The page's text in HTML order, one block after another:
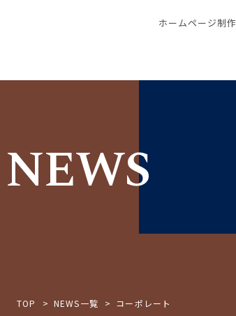
ホームページ制作
NEWS
TOP NEWS一覧 コーポレート